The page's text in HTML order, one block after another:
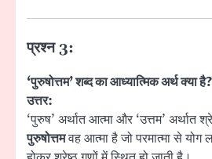
प्रश्न 3:
‘पुरुषोत्तम’ शब्द का आध्यात्मिक अर्थ क्या है?
उत्तर:
‘पुरुष’ अर्थात आत्मा और ‘उत्तम’ अर्थात
पुरुषोत्तमवह आत्मा है जो परमात्मा से योग